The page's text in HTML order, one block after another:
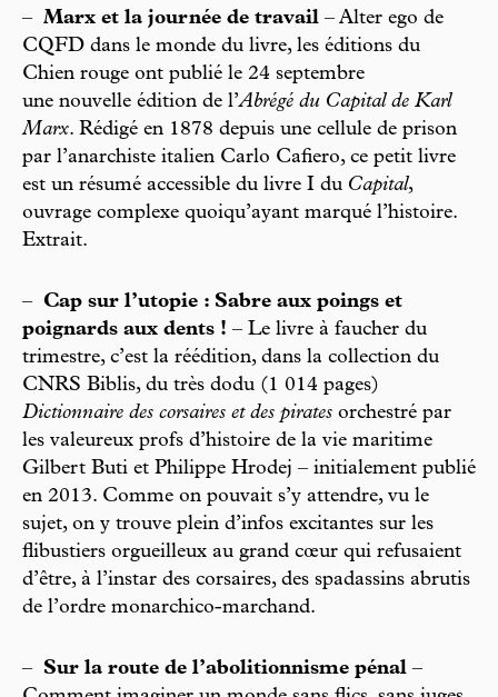
– Marx et la journée de travail – Alter ego de
CQFD dans le monde du livre, les éditions du
Chien rouge ont publié le 24 septembre
une nouvelle édition de l’Abrégé du Capital de Karl
Marx. Rédigé en 1878 depuis une cellule de prison
par l’anarchiste italien Carlo Cafiero, ce petit livre
est un résumé accessible du livre I du Capital,
ouvrage complexe quoiqu’ayant marqué l’histoire.
Extrait.
–
Cap sur l’utopie : Sabre aux poings et
poignards aux dents ! – Le livre à faucher du
trimestre, c’est la réédition, dans la collection du
CNRS Biblis, du très dodu (1 014 pages)
Dictionnaire des corsaires et des pirates orchestré par
les valeureux profs d’histoire de la vie maritime
Gilbert Buti et Philippe Hrodej – initialement publié
en 2013. Comme on pouvait s’y attendre, vu le
sujet, on y trouve plein d’infos excitantes sur les
flibustiers orgueilleux au grand cœur qui refusaient
d’être, à l’instar des corsaires, des spadassins abrutis
de l’ordre monarchico-marchand.
– Sur la route de l’abolitionnisme pénal –